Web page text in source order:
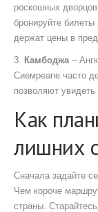
роскошных
бронируйте билеты
держат цены в
3. Камбоджа–
Сиемреапе часто
позволяют
Как
лишних
Сначала задайте
Чем короче
страны.